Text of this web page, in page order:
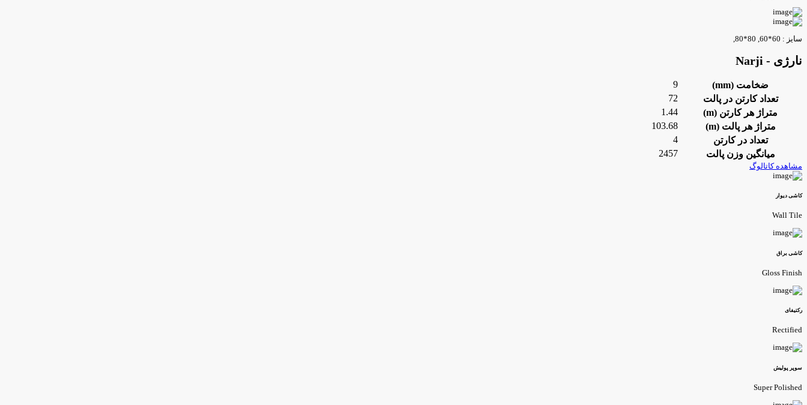
سایز : 60*60, 80*80,
نارژی - Narji
ضخامت (mm)
9
تعداد کارتن در پالت
72
متراژ هر کارتن (m)
1.44
متراژ هر پالت (m)
103.68
تعداد در کارتن
4
میانگین وزن پالت
2457
مشاهده کاتالوگ
کاشی دیوار
Wall Tile
کاشی براق
Gloss Finish
رکتیفای
Rectified
سوپر پولیش
Super Polished